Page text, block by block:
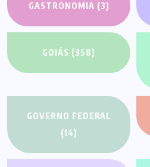
GASTRONOMIA (3)
GOIÁS (358)
GOVERNO FEDERAL
(14)